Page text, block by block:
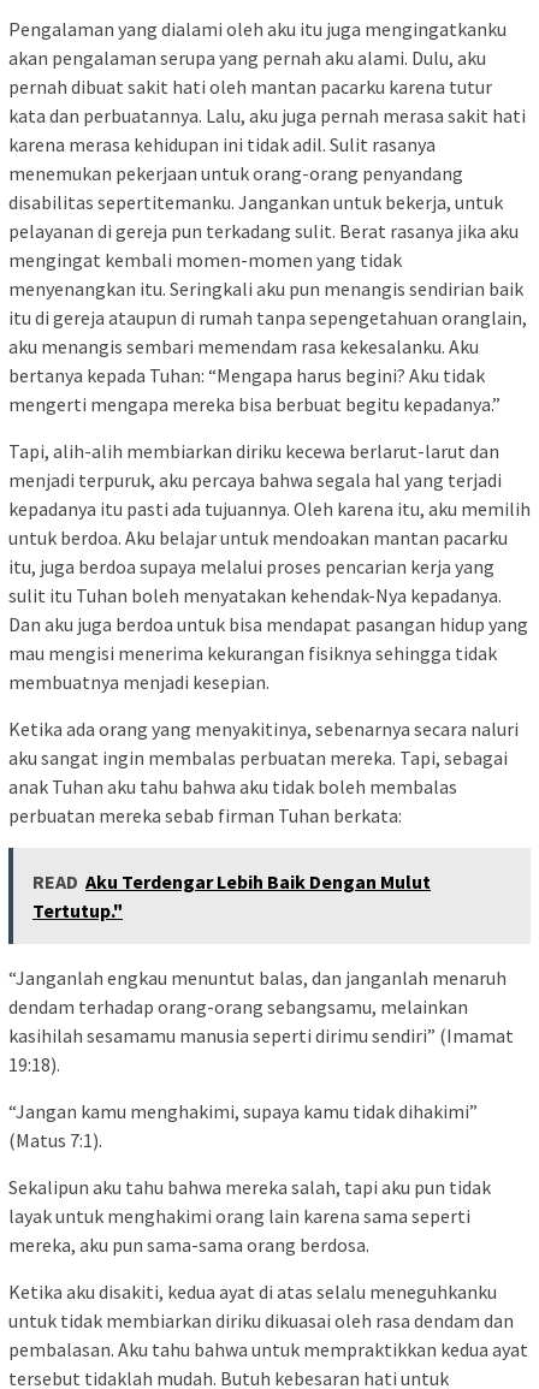
Pengalaman yang dialami oleh aku itu juga mengingatkanku
akan pengalaman serupa yang pernah aku alami. Dulu, aku
pernah dibuat sakit hati oleh mantan pacarku karena tutur
kata dan perbuatannya. Lalu, aku juga pernah merasa sakit hati
karena merasa kehidupan ini tidak adil. Sulit rasanya
menemukan pekerjaan untuk orang-orang penyandang
disabilitas sepertitemanku. Jangankan untuk bekerja, untuk
pelayanan di gereja pun terkadang sulit. Berat rasanya jika aku
mengingat kembali momen-momen yang tidak
menyenangkan itu. Seringkali aku pun menangis sendirian baik
itu di gereja ataupun di rumah tanpa sepengetahuan oranglain,
aku menangis sembari memendam rasa kekesalanku. Aku
bertanya kepada Tuhan: “Mengapa harus begini? Aku tidak
mengerti mengapa mereka bisa berbuat begitu kepadanya.”
Tapi, alih-alih membiarkan diriku kecewa berlarut-larut dan
menjadi terpuruk, aku percaya bahwa segala hal yang terjadi
kepadanya itu pasti ada tujuannya. Oleh karena itu, aku memilih
untuk berdoa. Aku belajar untuk mendoakan mantan pacarku
itu, juga berdoa supaya melalui proses pencarian kerja yang
sulit itu Tuhan boleh menyatakan kehendak-Nya kepadanya.
Dan aku juga berdoa untuk bisa mendapat pasangan hidup yang
mau mengisi menerima kekurangan fisiknya sehingga tidak
membuatnya menjadi kesepian.
Ketika ada orang yang menyakitinya, sebenarnya secara naluri
aku sangat ingin membalas perbuatan mereka. Tapi, sebagai
anak Tuhan aku tahu bahwa aku tidak boleh membalas
perbuatan mereka sebab firman Tuhan berkata:
READ Aku Terdengar Lebih Baik Dengan Mulut
Tertutup."
“Janganlah engkau menuntut balas, dan janganlah menaruh
dendam terhadap orang-orang sebangsamu, melainkan
kasihilah sesamamu manusia seperti dirimu sendiri” (Imamat
19:18).
“Jangan kamu menghakimi, supaya kamu tidak dihakimi”
(Matus 7:1).
Sekalipun aku tahu bahwa mereka salah, tapi aku pun tidak
layak untuk menghakimi orang lain karena sama seperti
mereka, aku pun sama-sama orang berdosa.
Ketika aku disakiti, kedua ayat di atas selalu meneguhkanku
untuk tidak membiarkan diriku dikuasai oleh rasa dendam dan
pembalasan. Aku tahu bahwa untuk mempraktikkan kedua ayat
tersebut tidaklah mudah. Butuh kebesaran hati untuk